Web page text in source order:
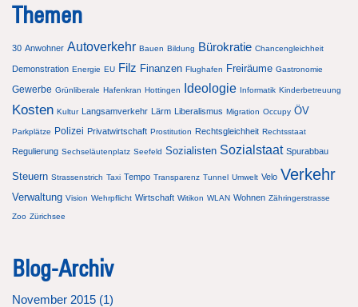
Themen
30 Anwohner Autoverkehr Bauen Bildung Bürokratie Chancengleichheit
Demonstration Energie EU Filz Finanzen Flughafen Freiräume Gastronomie
Gewerbe Grünliberale Hafenkran Hottingen Ideologie Informatik Kinderbetreuung
Kosten Kultur Langsamverkehr Lärm Liberalismus Migration Occupy ÖV
Parkplätze Polizei Privatwirtschaft Prostitution Rechtsgleichheit Rechtsstaat
Regulierung Sechseläutenplatz Seefeld Sozialisten Sozialstaat Spurabbau
Steuern Strassenstrich Taxi Tempo Transparenz Tunnel Umwelt Velo Verkehr
Verwaltung Vision Wehrpflicht Wirtschaft Witikon WLAN Wohnen Zähringerstrasse
Zoo Zürichsee
Blog-Archiv
November 2015 (1)